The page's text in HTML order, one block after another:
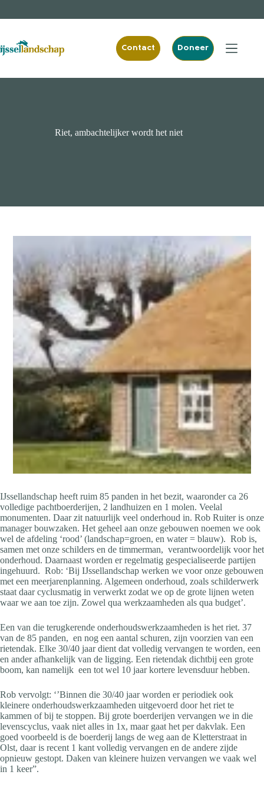
Contact Doneer
Riet, ambachtelijker wordt het niet
IJssellandschap heeft ruim 85 panden in het bezit, waaronder ca 26
volledige pachtboerderijen, 2 landhuizen en 1 molen. Veelal
monumenten. Daar zit natuurlijk veel onderhoud in. Rob Ruiter is onze
manager bouwzaken. Het geheel aan onze gebouwen noemen we ook
wel de afdeling ‘rood’ (landschap=groen, en water = blauw). Rob is,
samen met onze schilders en de timmerman, verantwoordelijk voor het
onderhoud. Daarnaast worden er regelmatig gespecialiseerde partijen
ingehuurd. Rob: ‘Bij IJssellandschap werken we voor onze gebouwen
met een meerjarenplanning. Algemeen onderhoud, zoals schilderwerk
staat daar cyclusmatig in verwerkt zodat we op de grote lijnen weten
waar we aan toe zijn. Zowel qua werkzaamheden als qua budget’.
Een van die terugkerende onderhoudswerkzaamheden is het riet. 37
van de 85 panden, en nog een aantal schuren, zijn voorzien van een
rietendak. Elke 30/40 jaar dient dat volledig vervangen te worden, een
en ander afhankelijk van de ligging. Een rietendak dichtbij een grote
boom, kan namelijk een tot wel 10 jaar kortere levensduur hebben.
Rob vervolgt: ‘’Binnen die 30/40 jaar worden er periodiek ook
kleinere onderhoudswerkzaamheden uitgevoerd door het riet te
kammen of bij te stoppen. Bij grote boerderijen vervangen we in die
levenscyclus, vaak niet alles in 1x, maar gaat het per dakvlak. Een
goed voorbeeld is de boerderij langs de weg aan de Kletterstraat in
Olst, daar is recent 1 kant volledig vervangen en de andere zijde
opnieuw gestopt. Daken van kleinere huizen vervangen we vaak wel
in 1 keer”.